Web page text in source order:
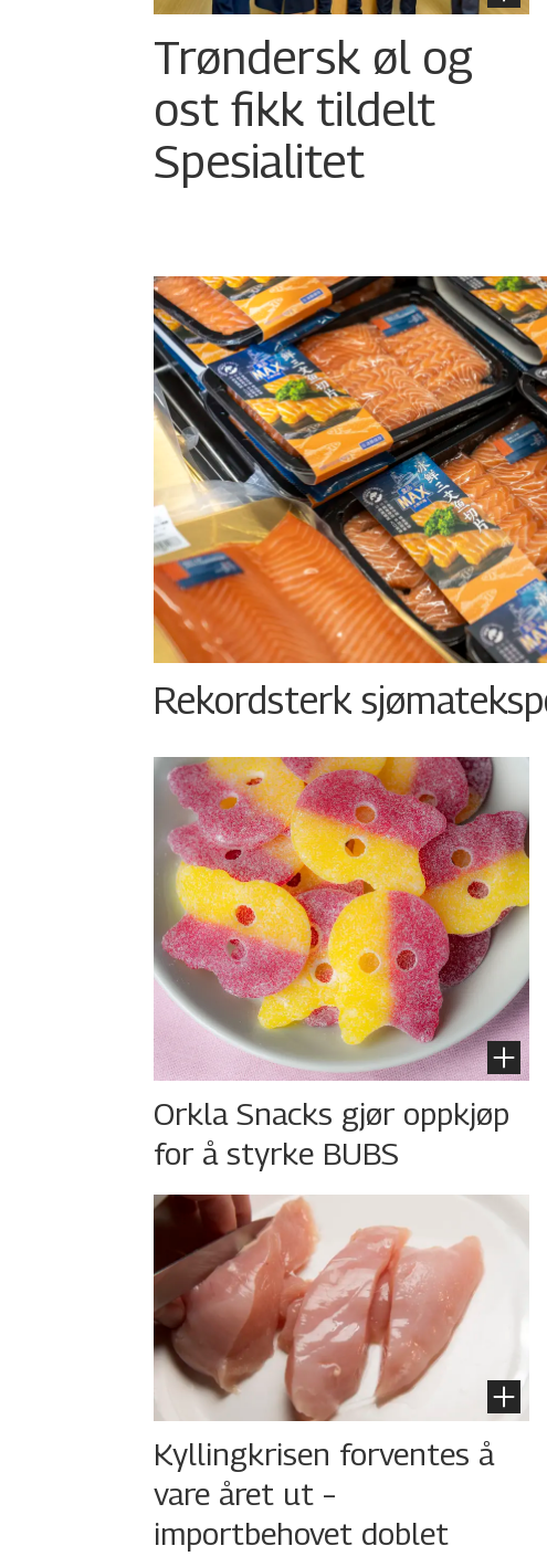
Trøndersk øl og
ost fikk tildelt
Spesialitet
Rekordsterk
Orkla Snacks gjør oppkjøp
for å styrke BUBS
Kyllingkrisen forventes å
vare året ut –
importbehovet doblet